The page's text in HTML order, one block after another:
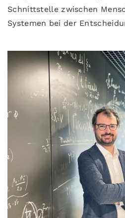
Schnittstelle zwischen
Systemen bei der